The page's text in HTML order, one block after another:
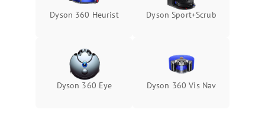
Dyson 360 Heurist Dyson Sport+Scrub
Dyson 360 Eye Dyson 360 Vis Nav